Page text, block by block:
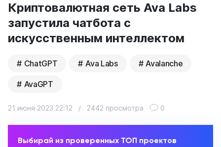
Криптовалютная сеть Ava Labs
запустила чатбота с
искусственным интеллектом
ChatGPT Ava Labs Avalanche
AvaGPT
21 июня 2023 22:12 / 2442 просмотра 0
Выбирай из проверенных ТОП проектов